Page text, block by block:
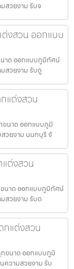
สวยงาม รับจ
งสวน ออกแบบ
าด ออกแบบภูมิทัศน์
สวยงาม รับดู
แต่งสวน
นาด ออกแบบภูมิ
วยงาม นนทบุรี จั
ต่งสวน
นาด ออกแบบภูมิทัศน์
สวยงาม รับต
แต่งสวน
ขนาด ออกแบบภูมิ
ความสวยงาม รับ